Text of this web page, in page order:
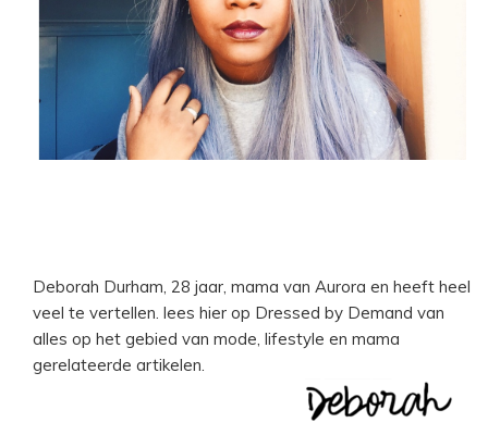
Deborah Durham, 28 jaar, mama van Aurora en heeft heel
veel te vertellen. lees hier op Dressed by Demand van
alles op het gebied van mode, lifestyle en mama
gerelateerde artikelen.